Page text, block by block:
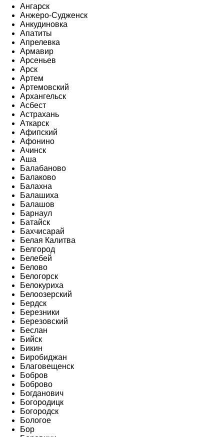
Ангарск
Анжеро-Судженск
Анкудиновка
Апатиты
Апрелевка
Армавир
Арсеньев
Арск
Артем
Артемовский
Архангельск
Асбест
Астрахань
Аткарск
Афипский
Афонино
Ачинск
Аша
Балабаново
Балаково
Балахна
Балашиха
Балашов
Барнаул
Батайск
Бахчисарай
Белая Калитва
Белгород
Белебей
Белово
Белогорск
Белокуриха
Белоозерский
Бердск
Березники
Березовский
Беслан
Бийск
Бикин
Биробиджан
Благовещенск
Бобров
Боброво
Богданович
Богородицк
Богородск
Бологое
Бор